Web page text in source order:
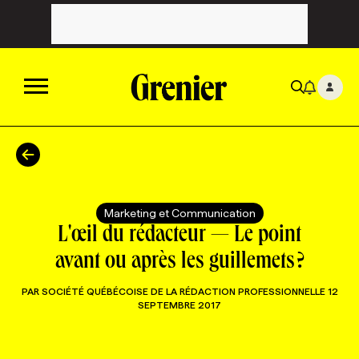
ACTUALITÉS
CATÉGORIES
TOUTES LES CATÉGORIES
CAMPAGNES ET CRÉATIVITÉ
CHRONIQUES
TOUTES LES CHRONIQUES
FORFAITS ABONNEMENT
VOIR TOUTES LES PARUTIONS
INFOLETTRES
INFOLETTRE EN BREF
Marketing et Communication
L'œil du rédacteur — Le point
avant ou après les guillemets ?
PAR SOCIÉTÉ QUÉBÉCOISE DE LA RÉDACTION PROFESSIONNELLE 12
SEPTEMBRE 2017